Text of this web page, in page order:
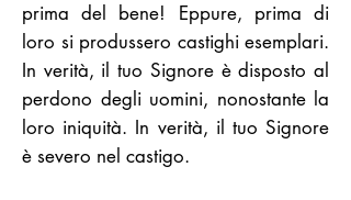
prima del bene! Eppure, prima di
loro si produssero castighi esemplari.
In verità, il tuo Signore è disposto al
perdono degli uomini, nonostante la
loro iniquità. In verità, il tuo Signore
è severo nel castigo.